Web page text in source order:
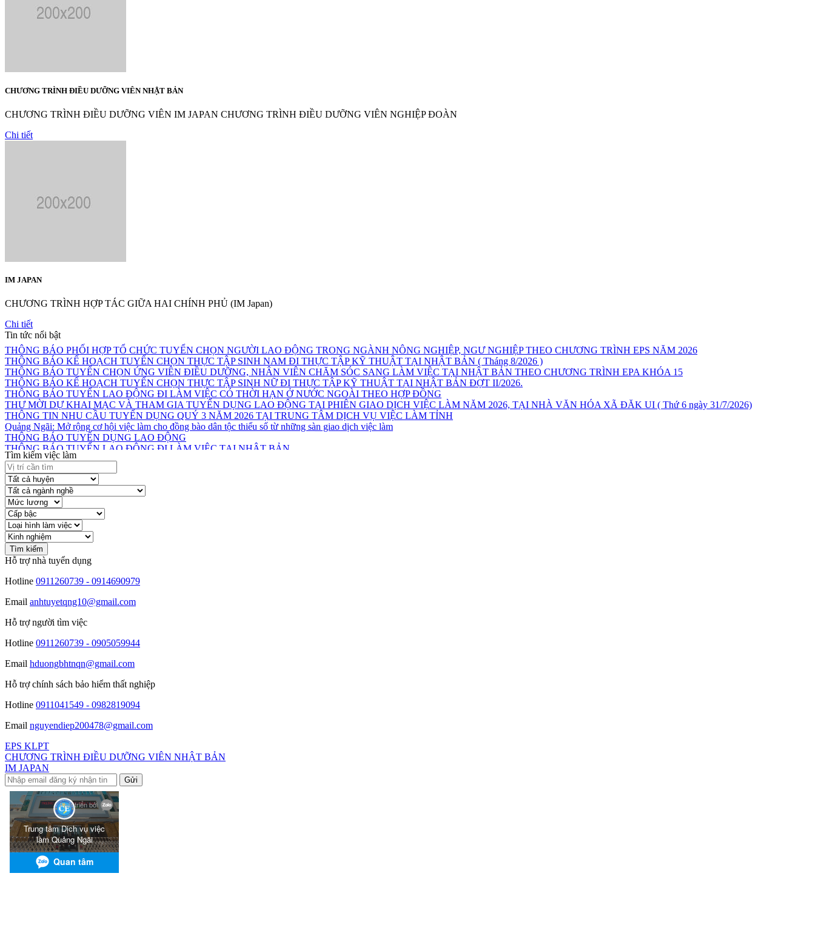
CHƯƠNG TRÌNH ĐIỀU DƯỠNG VIÊN NHẬT BẢN
CHƯƠNG TRÌNH ĐIỀU DƯỠNG VIÊN IM JAPAN CHƯƠNG TRÌNH ĐIỀU DƯỠNG VIÊN NGHIỆP ĐOÀN
Chi tiết
IM JAPAN
CHƯƠNG TRÌNH HỢP TÁC GIỮA HAI CHÍNH PHỦ (IM Japan)
Chi tiết
Tin tức nổi bật
THÔNG BÁO PHỐI HỢP TỔ CHỨC TUYỂN CHỌN NGƯỜI LAO ĐỘNG TRONG NGÀNH NÔNG NGHIỆP, NGƯ NGHIỆP THEO CHƯƠNG TRÌNH EPS NĂM 2026
THÔNG BÁO KẾ HOẠCH TUYỂN CHỌN THỰC TẬP SINH NAM ĐI THỰC TẬP KỸ THUẬT TẠI NHẬT BẢN ( Tháng 8/2026 )
THÔNG BÁO TUYỂN CHỌN ỨNG VIÊN ĐIỀU DƯỠNG, NHÂN VIÊN CHĂM SÓC SANG LÀM VIỆC TẠI NHẬT BẢN THEO CHƯƠNG TRÌNH EPA KHÓA 15
THÔNG BÁO KẾ HOẠCH TUYỂN CHỌN THỰC TẬP SINH NỮ ĐI THỰC TẬP KỸ THUẬT TẠI NHẬT BẢN ĐỢT II/2026.
THÔNG BÁO TUYỂN LAO ĐỘNG ĐI LÀM VIỆC CÓ THỜI HẠN Ở NƯỚC NGOÀI THEO HỢP ĐỒNG
THƯ MỜI DỰ KHAI MẠC VÀ THAM GIA TUYỂN DỤNG LAO ĐỘNG TẠI PHIÊN GIAO DỊCH VIỆC LÀM NĂM 2026, TẠI NHÀ VĂN HÓA XÃ ĐĂK UI ( Thứ 6 ngày 31/7/2026)
THÔNG TIN NHU CẦU TUYỂN DỤNG QUÝ 3 NĂM 2026 TẠI TRUNG TÂM DỊCH VỤ VIỆC LÀM TỈNH
Quảng Ngãi: Mở rộng cơ hội việc làm cho đồng bào dân tộc thiểu số từ những sàn giao dịch việc làm
THÔNG BÁO TUYỂN DỤNG LAO ĐỘNG
THÔNG BÁO TUYỂN LAO ĐỘNG ĐI LÀM VIỆC TẠI NHẬT BẢN
Tìm kiếm việc làm
Hỗ trợ nhà tuyển dụng
Hotline 0911260739 - 0914690979
Email anhtuyetqng10@gmail.com
Hỗ trợ người tìm việc
Hotline 0911260739 - 0905059944
Email hduongbhtnqn@gmail.com
Hỗ trợ chính sách bảo hiểm thất nghiệp
Hotline 0911041549 - 0982819094
Email nguyendiep200478@gmail.com
EPS KLPT
CHƯƠNG TRÌNH ĐIỀU DƯỠNG VIÊN NHẬT BẢN
IM JAPAN
Gửi